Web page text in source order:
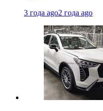
3 года ago2 года ago